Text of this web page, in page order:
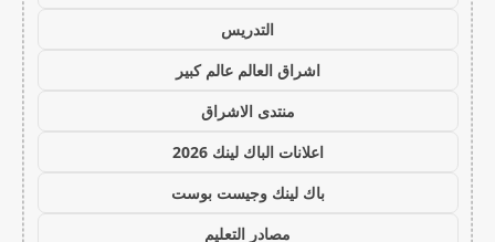
التدريس
اشراق العالم عالم كبير
منتدى الاشراق
اعلانات الباك لينك 2026
باك لينك وجيست بوست
مصادر التعليم